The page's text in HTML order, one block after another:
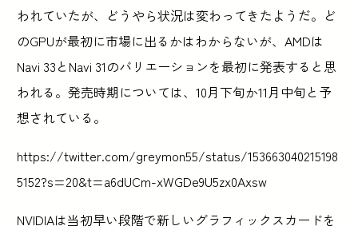
われていたが、どうやら状況は変わってきたようだ。ど
のGPUが最初に市場に出るかはわからないが、AMDは
Navi 33とNavi 31のバリエーションを最初に発表すると思
われる。発売時期については、10月下旬か11月中旬と予
想されている。
https://twitter.com/greymon55/status/153663040215198
5152?s=20&t=a6dUCm-xWGDe9U5zx0Axsw
NVIDIAは当初早い段階で新しいグラフィックスカードを